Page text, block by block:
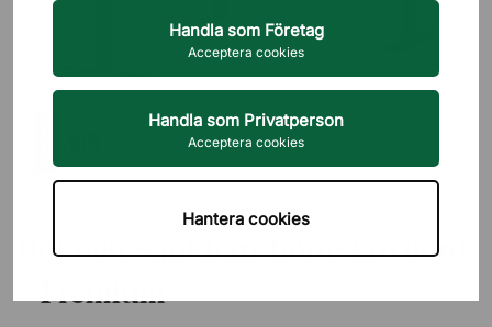
Handla som Företag
Acceptera cookies
Handla som Privatperson
Acceptera cookies
Hantera cookies
Höj och sänkbart hörnskrivbord
- Premium